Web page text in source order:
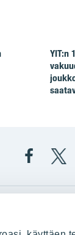
YIT:n
YITYIT